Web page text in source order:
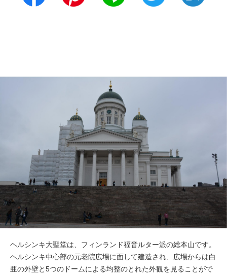
ヘルシンキ大聖堂は、フィンランド福音ルター派の総本山です。
ヘルシンキ中心部の元老院広場に面して建造され、広場からは白
亜の外壁と5つのドームによる均整のとれた外観を見ることがで